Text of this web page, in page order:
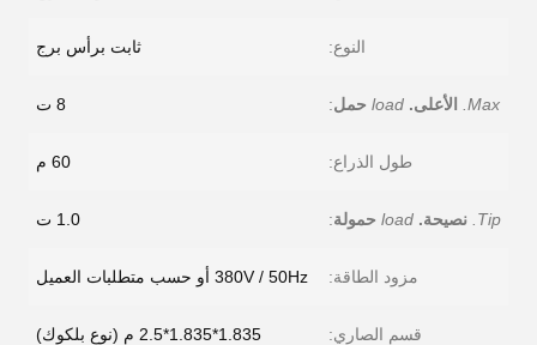
النوع: ثابت برأس برج
Max. الأعلى. load حمل: 8 ت
طول الذراع: 60 م
Tip. نصيحة. load حمولة: 1.0 ت
مزود الطاقة: 380V / 50Hz أو حسب متطلبات العميل
قسم الصاري: 1.835*1.835*2.5 م (نوع بلكوك)